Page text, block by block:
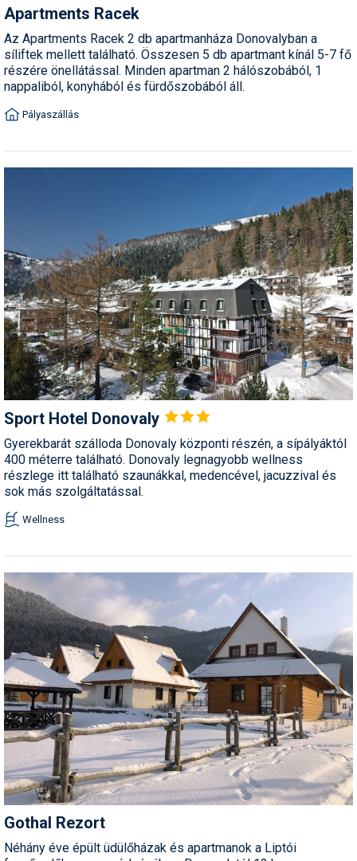
Apartments Racek
Az Apartments Racek 2 db apartmanháza Donovalyban a
síliftek mellett található. Összesen 5 db apartmant kínál 5-7 fő
részére önellátással. Minden apartman 2 hálószobából, 1
nappaliból, konyhából és fürdőszobából áll.
Pályaszállás
Sport Hotel Donovaly
Gyerekbarát szálloda Donovaly központi részén, a sípályáktól
400 méterre található. Donovaly legnagyobb wellness
részlege itt található szaunákkal, medencével, jacuzzival és
sok más szolgáltatással.
Wellness
Gothal Rezort
Néhány éve épült üdülőházak és apartmanok a Liptói